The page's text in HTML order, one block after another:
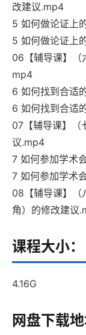
改建议.mp4
5 如何做论证上
5 如何做论证上
06【辅导课】（
mp4
6 如何找到合适
6 如何找到合适
07【辅导课】（
议.mp4
7 如何参加学术
7 如何参加学术
08【辅导课】（
角）的修改建议
课程大小：
4.16G
网盘下载地